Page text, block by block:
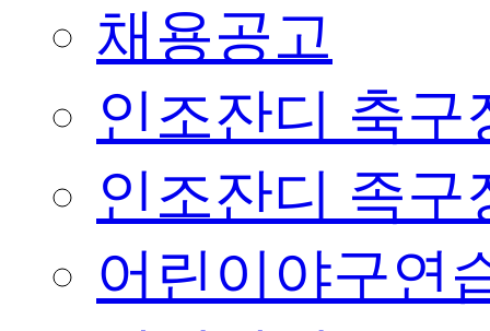
채용공고
인조잔디 축구
인조잔디 족구
어린이야구연